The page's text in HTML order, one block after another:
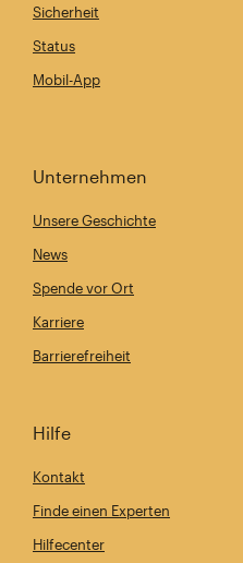
Sicherheit
Status
Mobil-App
Unternehmen
Unsere Geschichte
News
Spende vor Ort
Karriere
Barrierefreiheit
Hilfe
Kontakt
Finde einen Experten
Hilfecenter